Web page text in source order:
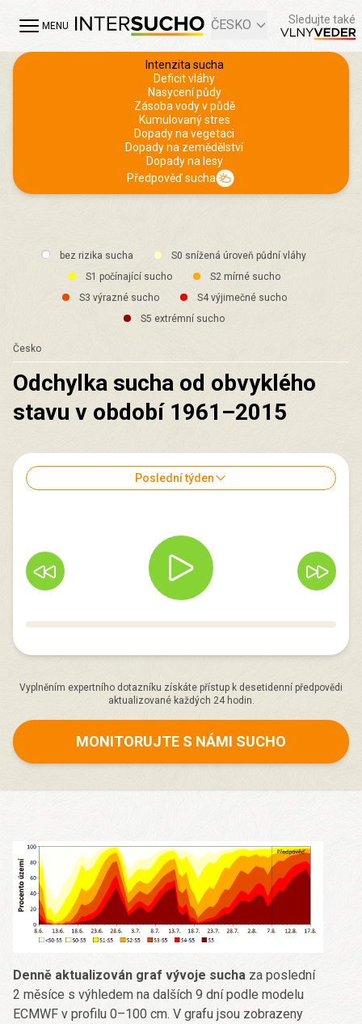
MENU ČESKO Sledujte také
Intenzita sucha
Deficit vláhy
Nasycení půdy
Zásoba vody v půdě
Kumulovaný stres
Dopady na vegetaci
Dopady na zemědělství
Dopady na lesy
Předpověď sucha
bez rizika sucha
S0 snížená úroveň půdní vláhy
S1 počínající sucho
S2 mírné sucho
S3 výrazné sucho
S4 výjimečné sucho
S5 extrémní sucho
Česko
Odchylka sucha od obvyklého
stavu v období 1961–2015
Poslední týden
Vyplněním expertního dotazníku získáte přístup k desetidenní předpovědi
aktualizované každých 24 hodin.
MONITORUJTE S NÁMI SUCHO
Denně aktualizován graf vývoje sucha za poslední
2 měsíce s výhledem na dalších 9 dní podle modelu
ECMWF v profilu 0–100 cm. V grafu jsou zobrazeny